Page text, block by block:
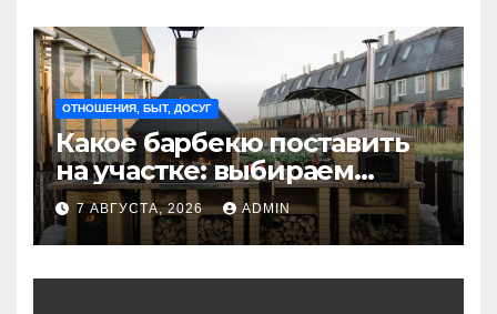
ОТНОШЕНИЯ, БЫТ, ДОСУГ
Какое барбекю поставить
на участке: выбираем
идеальное решение для
отдыха на природе
7 АВГУСТА, 2026 ADMIN